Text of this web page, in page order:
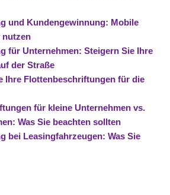
und Kundengewinnung: Mobile
nutzen
für Unternehmen: Steigern Sie Ihre
der Straße
Ihre Flottenbeschriftungen für die
für kleine Unternehmen vs.
Was Sie beachten sollten
bei Leasingfahrzeugen: Was Sie